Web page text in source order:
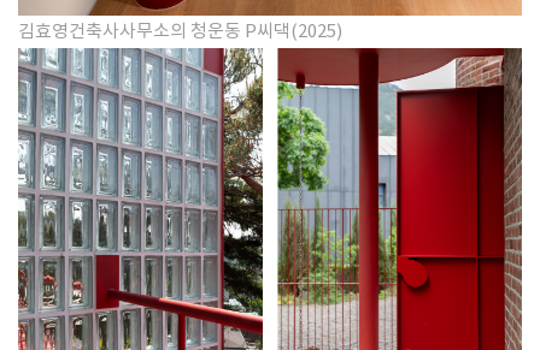
김효영건축사사무소의 청운동 P씨댁(2025)